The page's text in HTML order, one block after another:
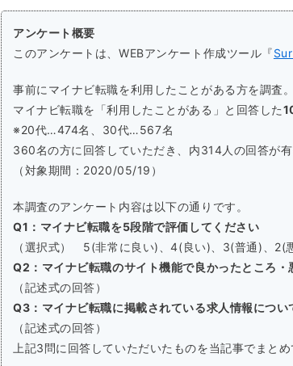
アンケート概要
このアンケートは、WEBアンケート作成ツール『
事前にマイナビ転職を利用したことがある方を調査。
マイナビ転職を「利用したことがある」と回答した
※20代…474名、30代…567名
360名の方に回答していただき、内314人の回答が有
（対象期間：2020/05/19）
本調査のアンケート内容は以下の通りです。
Q1：マイナビ転職を5段階で評価してください
（選択式） 5(非常に良い)、4(良い)、3(普通)、2(
Q2：マイナビ転職のサイト機能で良かったところ・
（記述式の回答）
Q3：マイナビ転職に掲載されている求人情報につ
（記述式の回答）
上記3問に回答していただいたものを当記事でまとめ